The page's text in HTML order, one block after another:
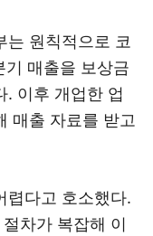
는 원칙적으로 코
기 매출을 보상금
. 이후 개업한 업
매출 자료를 받고
렵다고 호소했다.
차가 복잡해 이